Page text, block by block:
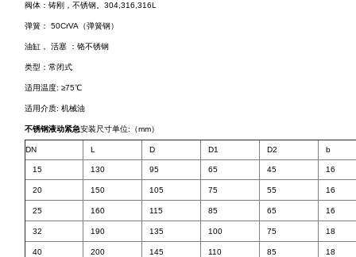
阀体：铸刚，不锈钢。304,316,316L
弹簧： 50CrVA（弹簧钢）
油缸， 活塞 ：铬不锈钢
类型：常闭式
适用温度: ≥75℃
适用介质: 机械油
不锈钢液动紧急安装尺寸单位:（mm）
DN L D D1 D2 b
15 130 95 65 45 16
20 150 105 75 55 16
25 160 115 85 65 16
32 190 135 100 75 18
40 200 145 110 85 18